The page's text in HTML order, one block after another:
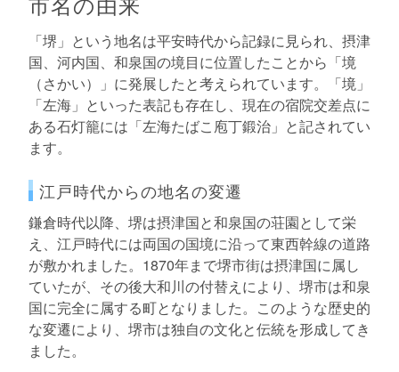
「堺」という地名は平安時代から記録に見られ、摂津
国、河内国、和泉国の境目に位置したことから「境
（さかい）」に発展したと考えられています。「境」
「左海」といった表記も存在し、現在の宿院交差点に
ある石灯籠には「左海たばこ庖丁鍛治」と記されてい
ます。
江戸時代からの地名の変遷
鎌倉時代以降、堺は摂津国と和泉国の荘園として栄
え、江戸時代には両国の国境に沿って東西幹線の道路
が敷かれました。1870年まで堺市街は摂津国に属し
ていたが、その後大和川の付替えにより、堺市は和泉
国に完全に属する町となりました。このような歴史的
な変遷により、堺市は独自の文化と伝統を形成してき
ました。